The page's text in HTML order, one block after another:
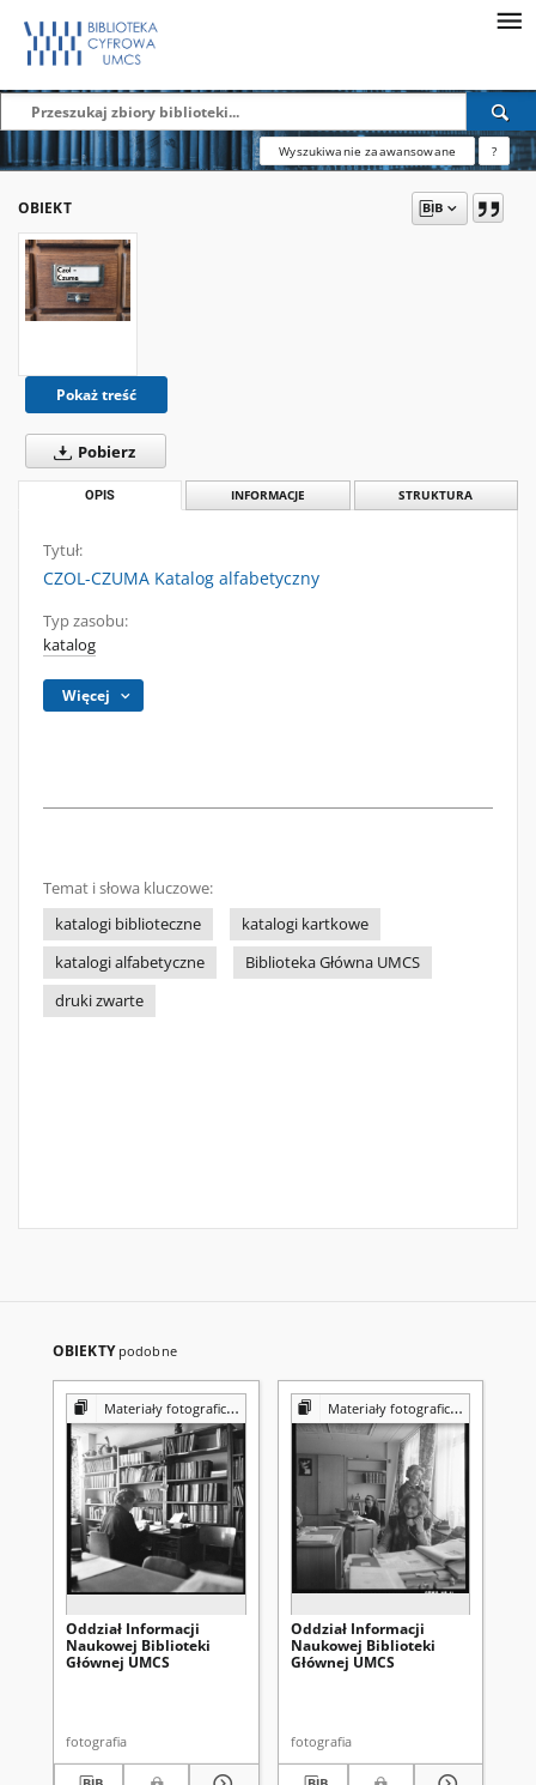
Wyszukiwanie zaawansowane ?
OBIEKT
Pokaż treść
Pobierz
OPIS INFORMACJE STRUKTURA
Tytuł:
CZOL-CZUMA Katalog alfabetyczny
Typ zasobu:
katalog
Więcej
Temat i słowa kluczowe:
katalogi biblioteczne
katalogi kartkowe
katalogi alfabetyczne
Biblioteka Główna UMCS
druki zwarte
OBIEKTY podobne
Materiały fotograficzne z Pracowni Reprografii Biblioteki UMCS
Oddział Informacji
Naukowej Biblioteki
Głównej UMCS
fotografia
Materiały fotograficzne z Pracowni Reprografii Biblioteki UMCS
Oddział Informacji
Naukowej Biblioteki
Głównej UMCS
fotografia